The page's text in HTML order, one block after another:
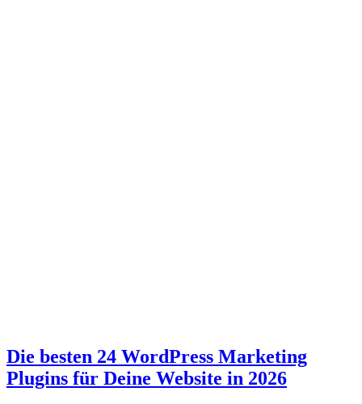
Die besten 24 WordPress Marketing
Plugins für Deine Website in 2026